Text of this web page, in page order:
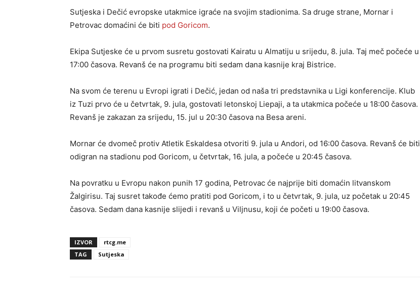
Sutjeska i Dečić evropske utakmice igraće na svojim stadionima. Sa druge strane, Mornar i
Petrovac domaćini će biti pod Goricom.
Ekipa Sutjeske će u prvom susretu gostovati Kairatu u Almatiju u srijedu, 8. jula. Taj meč počeće u
17:00 časova. Revanš će na programu biti sedam dana kasnije kraj Bistrice.
Na svom će terenu u Evropi igrati i Dečić, jedan od naša tri predstavnika u Ligi konferencije. Klub
iz Tuzi prvo će u četvrtak, 9. jula, gostovati letonskoj Liepaji, a ta utakmica počeće u 18:00 časova.
Revanš je zakazan za srijedu, 15. jul u 20:30 časova na Besa areni.
Mornar će dvomeč protiv Atletik Eskaldesa otvoriti 9. jula u Andori, od 16:00 časova. Revanš će biti
odigran na stadionu pod Goricom, u četvrtak, 16. jula, a počeće u 20:45 časova.
Na povratku u Evropu nakon punih 17 godina, Petrovac će najprije biti domaćin litvanskom
Žalgirisu. Taj susret takođe ćemo pratiti pod Goricom, i to u četvrtak, 9. jula, uz početak u 20:45
časova. Sedam dana kasnije slijedi i revanš u Viljnusu, koji će početi u 19:00 časova.
IZVOR
rtcg.me
TAG
Sutjeska